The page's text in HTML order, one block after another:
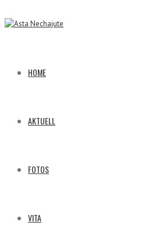
HOME
AKTUELL
FOTOS
VITA